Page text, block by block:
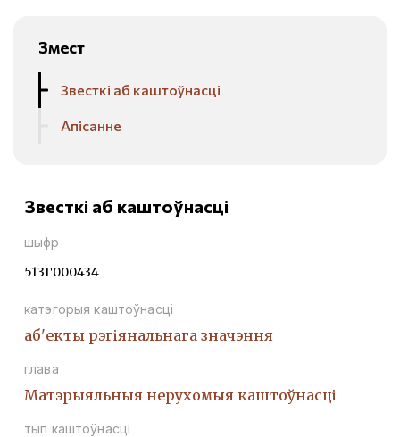
Змест
Звесткі аб каштоўнасці
Апісанне
Звесткі аб каштоўнасці
шыфр
513Г000434
катэгорыя каштоўнасці
аб'екты рэгіянальнага значэння
глава
Матэрыяльныя нерухомыя каштоўнасці
тып каштоўнасці